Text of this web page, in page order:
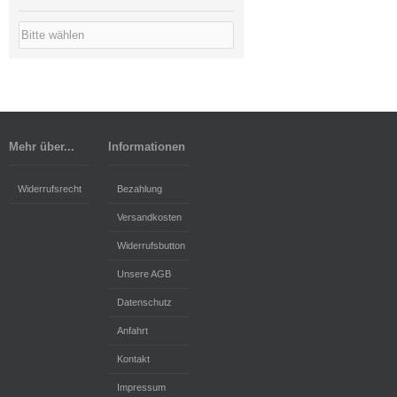
Mehr über...
Widerrufsrecht
Informationen
Bezahlung
Versandkosten
Widerrufsbutton
Unsere AGB
Datenschutz
Anfahrt
Kontakt
Impressum